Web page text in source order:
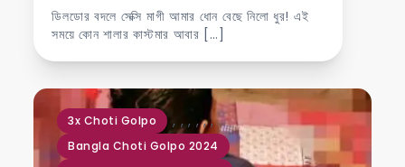
ডিলডোর বদলে সেক্সি মাগী আমার ধোন বেছে নিলো ধুর! এই
সময়ে কোন শালার কাস্টমার আবার […]
3x Choti Golpo ,
Bangla Choti Golpo 2024
,, ,,,